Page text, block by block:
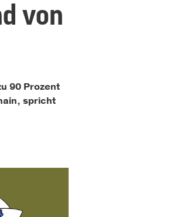
von
90 Prozent
spricht